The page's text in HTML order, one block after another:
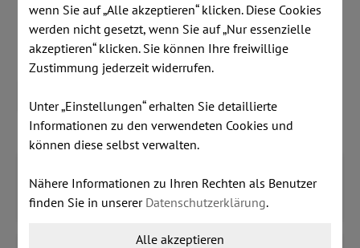
Farbe Stoffklasse Synergy I Velito:
IN DEN WARENKORB LEGEN
Kundenmeinungen
Zusatzinformationen
wenn Sie auf „Alle akzeptieren“ klicken. Diese Cookies
werden nicht gesetzt, wenn Sie auf „Nur essenzielle
akzeptieren“ klicken. Sie können Ihre freiwillige
Zustimmung jederzeit widerrufen.
Unter „Einstellungen“ erhalten Sie detaillierte
Informationen zu den verwendeten Cookies und
können diese selbst verwalten.
Nähere Informationen zu Ihren Rechten als Benutzer
finden Sie in unserer Datenschutzerklärung.
Alle akzeptieren